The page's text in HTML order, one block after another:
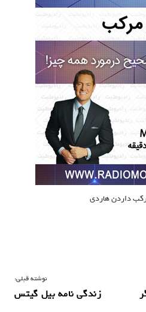
داردن هاردی
نوشته قبلی:
زندگی نامه بیل گیتس